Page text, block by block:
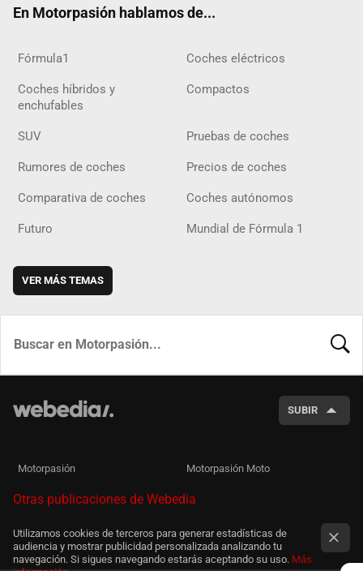
En Motorpasión hablamos de...
Fórmula1 Coches eléctricos
Coches híbridos y
enchufables
Compactos
SUV Pruebas de coches
Rumores de coches Precios de coches
Comparativa de coches Coches autónomos
Futuro Mundial de Fórmula 1
VER MÁS TEMAS
SUBIR
Motorpasión Motorpasión Moto
Otras publicaciones de Webedia
Utilizamos cookies de terceros para generar estadísticas de
audiencia y mostrar publicidad personalizada analizando tu
navegación. Si sigues navegando estarás aceptando su uso. Más